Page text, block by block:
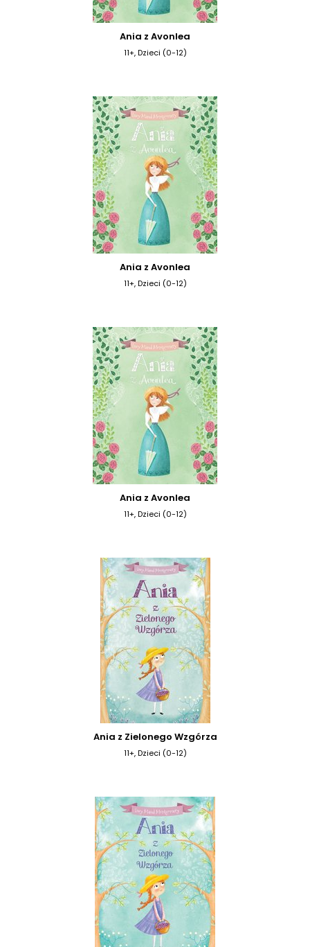
Ania z Avonlea
11+, Dzieci (0-12)
Ania z Avonlea
11+, Dzieci (0-12)
Ania z Avonlea
11+, Dzieci (0-12)
Ania z Zielonego Wzgórza
11+, Dzieci (0-12)